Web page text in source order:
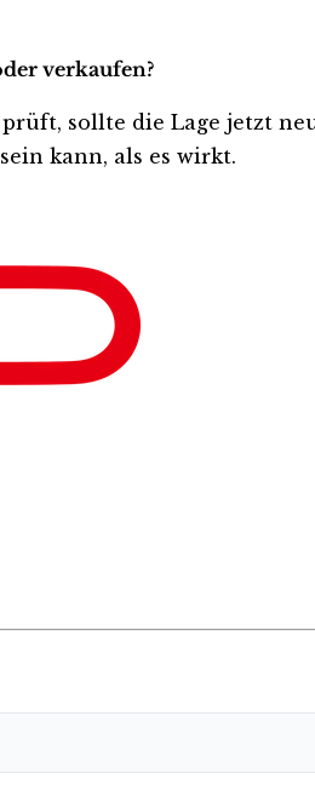
verkaufen?
sollte die Lage jetzt
kann, als es wirkt.